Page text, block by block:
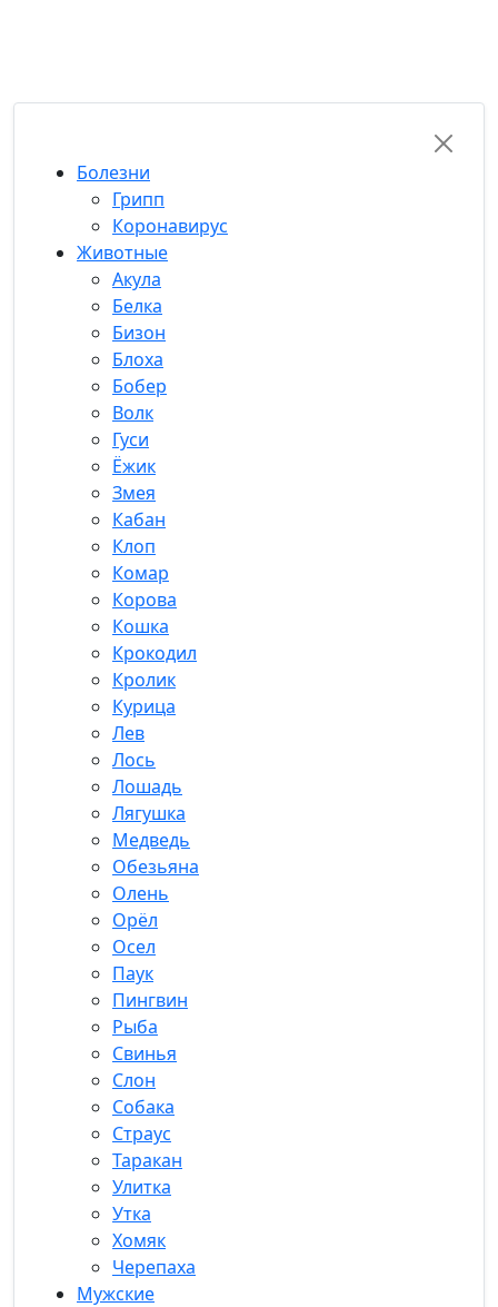
Болезни
Грипп
Коронавирус
Животные
Акула
Белка
Бизон
Блоха
Бобер
Волк
Гуси
Ёжик
Змея
Кабан
Клоп
Комар
Корова
Кошка
Крокодил
Кролик
Курица
Лев
Лось
Лошадь
Лягушка
Медведь
Обезьяна
Олень
Орёл
Осел
Паук
Пингвин
Рыба
Свинья
Слон
Собака
Страус
Таракан
Улитка
Утка
Хомяк
Черепаха
Мужские